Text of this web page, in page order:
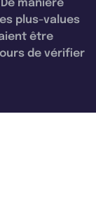
manière
plus-values
être
de vérifier